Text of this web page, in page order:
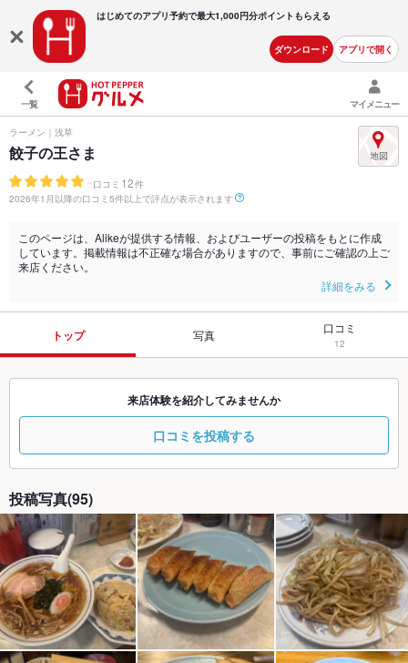
はじめてのアプリ予約で最大1,000円分ポイントもらえる
ダウンロード アプリで開く
一覧 マイメニュー
ラーメン｜浅草
餃子の王さま
- 口コミ 12件
2026年1月以降の口コミ5件以上で評点が表示されます
このページは、Alikeが提供する情報、およびユーザーの投稿をもとに作成
しています。掲載情報は不正確な場合がありますので、事前にご確認の上ご
来店ください。
詳細をみる
トップ 写真 口コミ
12
来店体験を紹介してみませんか
口コミを投稿する
投稿写真(95)